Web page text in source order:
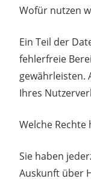
Wofür nutzen
Ein Teil der
fehlerfreie
gewährleisten.
Ihres
Welche Rechte
Sie haben
Auskunft über